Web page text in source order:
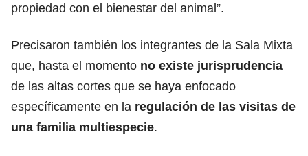
propiedad con el bienestar del animal”.
Precisaron también los integrantes de la Sala Mixta
que, hasta el momento no existe jurisprudencia
de las altas cortes que se haya enfocado
específicamente en la regulación de las visitas de
una familia multiespecie.